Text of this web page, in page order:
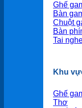
Ghế
Bàn
Chuột
Bàn
Tai
Khu
Ghế
Thơ